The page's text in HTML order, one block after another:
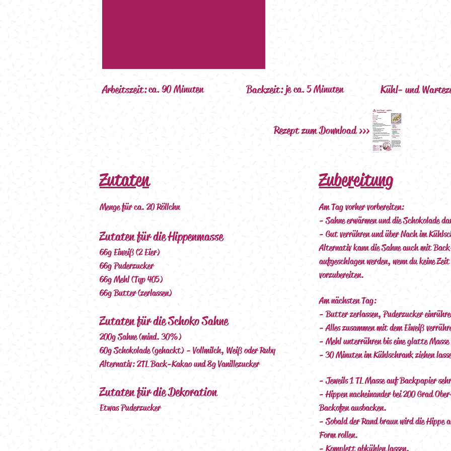
Arbeitszeit:ca. 90 Minuten Backzeit: je ca. 5 Minuten Kühl- und
Rezept zum Download >>>
Zutaten
Menge für ca. 20 Röllchn
Zutaten für die Hippenmasse
66g Eiweiß (2 Eier)
66g Puderzucker
66g Mehl (Typ 405)
66g Butter (zerlassen)
Zutaten für die Schoko Sahne
200g Sahne (mind. 30%)
60g Schokolade (gehackt) - Vollmilch, Weiß oder Ruby
Alternativ: 2TL Back-Kakao und 8g Vanillezucker
Zutaten für die Dekoration
Etwas Puderzucker
Zubereitung
Am Tag vorher vorbereiten:
- Sahne erwärmen und die Schokolade
- Gut verrühren und über Nach im
Alternativ kann die Sahne auch mit
aufgeschlagen werden, wenn du keine
vorzubereiten.
Am nächsten Tag:
- Butter zerlassen, Puderzucker
- Alles zusammen mit dem Eiweiß
- Mehl unterrühren bis eine glatte
- 30 Minuten im Kühlschrank ziehen
- Jeweils 1 TL Masse auf Backpapier
- Hippen nacheinander bei 200 Grad
Backofen ausbacken.
- Sobald der Rand braun wird die Hippe
Form rollen.
- Komplett abkühlen lassen.